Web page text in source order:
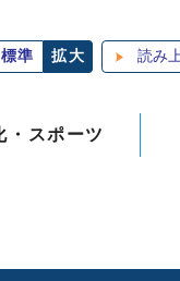
標準 拡大 読み
・スポーツ